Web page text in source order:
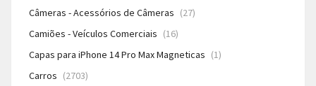
Câmeras - Acessórios de Câmeras (27)
Camiões - Veículos Comerciais (16)
Capas para iPhone 14 Pro Max Magneticas (1)
Carros (2703)